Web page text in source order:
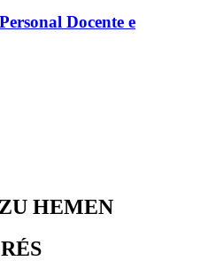
Docente e
HEMEN